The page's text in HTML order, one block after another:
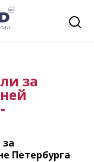
за
Петербурга